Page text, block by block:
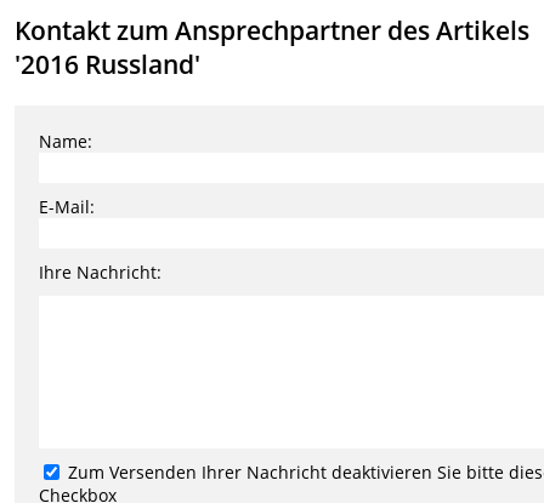
Kontakt zum Ansprechpartner des Artikels
'2016 Russland'
Name:
E-Mail:
Ihre Nachricht:
Zum Versenden Ihrer Nachricht deaktivieren Sie bitte
Checkbox